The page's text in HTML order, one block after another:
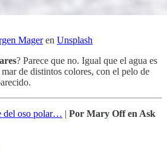
Mageren Unsplash
? Parece que no. Igual que el agua es
de distintos colores, con el pelo de
del oso polar… | Por Mary Off en Ask